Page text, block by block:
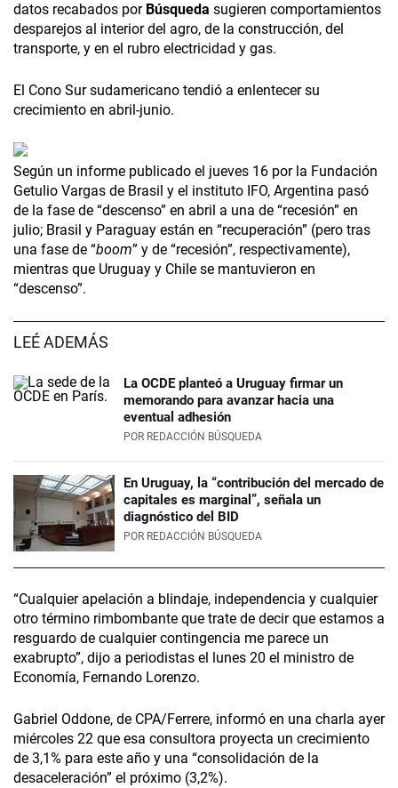
datos recabados por Búsqueda sugieren comportamientos
desparejos al interior del agro, de la construcción, del
transporte, y en el rubro electricidad y gas.
El Cono Sur sudamericano tendió a enlentecer su
crecimiento en abril-junio.
Según un informe publicado el jueves 16 por la Fundación
Getulio Vargas de Brasil y el instituto IFO, Argentina pasó
de la fase de “descenso” en abril a una de “recesión” en
julio; Brasil y Paraguay están en “recuperación” (pero tras
una fase de “boom” y de “recesión”, respectivamente),
mientras que Uruguay y Chile se mantuvieron en
“descenso”.
LEÉ ADEMÁS
La OCDE planteó a Uruguay firmar un
memorando para avanzar hacia una
eventual adhesión
POR REDACCIÓN BÚSQUEDA
En Uruguay, la “contribución del mercado de
capitales es marginal”, señala un
diagnóstico del BID
POR REDACCIÓN BÚSQUEDA
“Cualquier apelación a blindaje, independencia y cualquier
otro término rimbombante que trate de decir que estamos a
resguardo de cualquier contingencia me parece un
exabrupto”, dijo a periodistas el lunes 20 el ministro de
Economía, Fernando Lorenzo.
Gabriel Oddone, de CPA/Ferrere, informó en una charla ayer
miércoles 22 que esa consultora proyecta un crecimiento
de 3,1% para este año y una “consolidación de la
desaceleración” el próximo (3,2%).